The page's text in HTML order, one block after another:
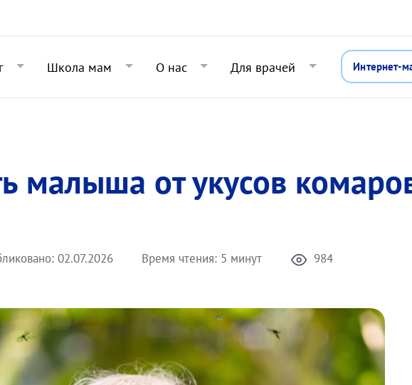
Школа мам О нас Для врачей Интернет-
малыша от укусов
02.07.2026 Время чтения: 5 минут 984